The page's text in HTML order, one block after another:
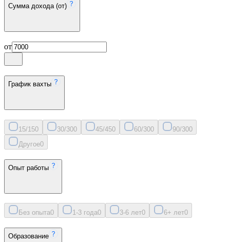
Сумма дохода (от)
от
График вахты
15/150 30/300 45/450 60/300 90/300
Другое0
Опыт работы
Без опыта0 1-3 года0 3-6 лет0 6+ лет0
Образование